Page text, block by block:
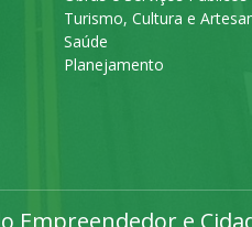
Turismo, Cultura e
Saúde
Planejamento
e